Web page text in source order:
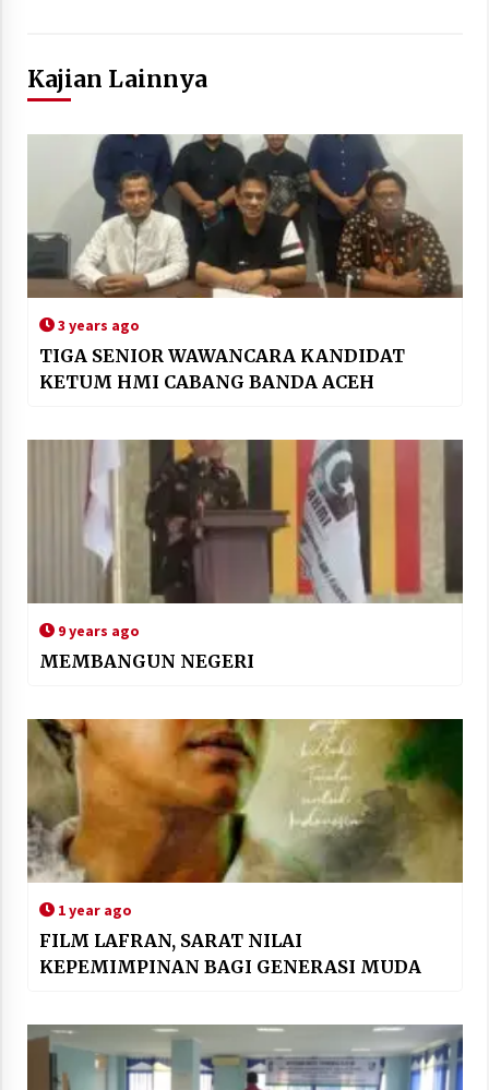
Kajian Lainnya
3 years ago
TIGA SENIOR WAWANCARA KANDIDAT
KETUM HMI CABANG BANDA ACEH
9 years ago
MEMBANGUN NEGERI
1 year ago
FILM LAFRAN, SARAT NILAI
KEPEMIMPINAN BAGI GENERASI MUDA